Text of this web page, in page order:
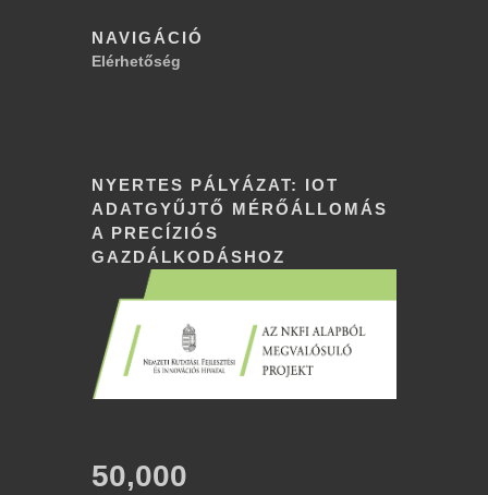
NAVIGÁCIÓ
Elérhetőség
NYERTES PÁLYÁZAT: IOT
ADATGYŰJTŐ MÉRŐÁLLOMÁS
A PRECÍZIÓS
GAZDÁLKODÁSHOZ
50,000